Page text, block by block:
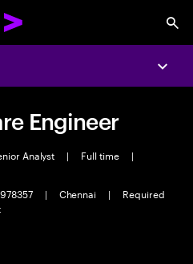
Engineer
Analyst | Full time
|
| Chennai |
Required